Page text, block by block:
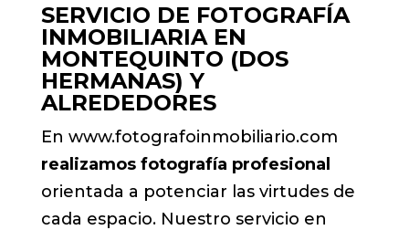
SERVICIO DE FOTOGRAFÍA
INMOBILIARIA EN
MONTEQUINTO (DOS
HERMANAS) Y
ALREDEDORES
En www.fotografoinmobiliario.com
realizamos fotografía profesional
orientada a potenciar las virtudes de
cada espacio. Nuestro servicio en